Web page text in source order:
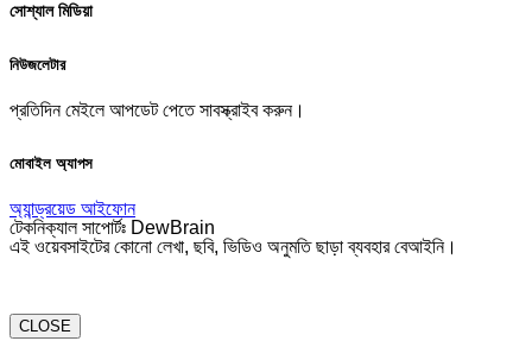
সোশ্যাল মিডিয়া
নিউজলেটার
প্রতিদিন মেইলে আপডেট পেতে সাবস্ক্রাইব করুন।
মোবাইল অ্যাপস
অ্যান্ড্রয়েড আইফোন
টেকনিক্যাল সাপোর্টঃ DewBrain
এই ওয়েবসাইটের কোনো লেখা, ছবি, ভিডিও অনুমতি ছাড়া ব্যবহার বেআইনি।
CLOSE